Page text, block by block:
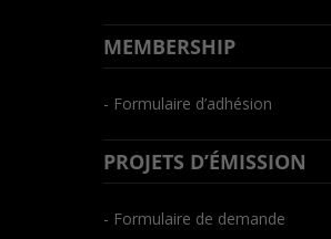
MEMBERSHIP
- Formulaire d’adhésion
PROJETS D’ÉMISSION
- Formulaire de demande